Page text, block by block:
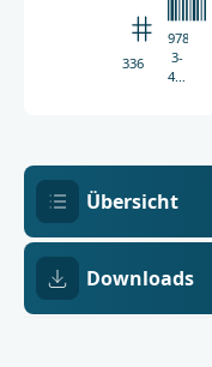
3364
978-
3-
438-
Übersicht
Downloads